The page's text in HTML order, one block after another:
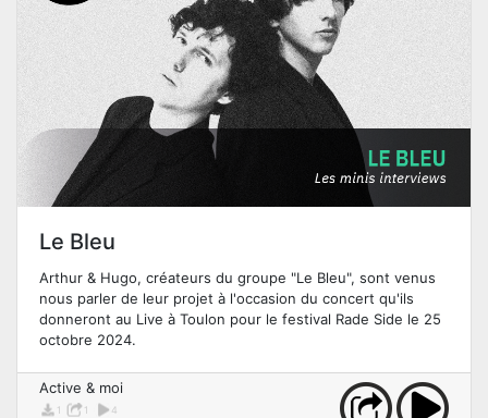
Le Bleu
Arthur & Hugo, créateurs du groupe "Le Bleu", sont venus
nous parler de leur projet à l'occasion du concert qu'ils
donneront au Live à Toulon pour le festival Rade Side le 25
octobre 2024.
Active & moi
1 1 4